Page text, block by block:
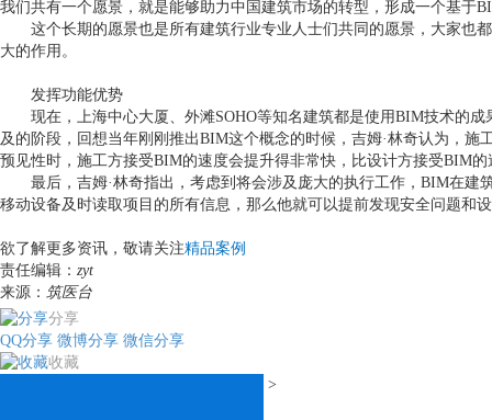
我们共有一个愿景，就是能够助力中国建筑市场的转型，形成一个基于
这个长期的愿景也是所有建筑行业专业人士们共同的愿景，大家也
大的作用。
发挥功能优势
现在，上海中心大厦、外滩SOHO等知名建筑都是使用BIM技术的成
及的阶段，回想当年刚刚推出BIM这个概念的时候，吉姆·林奇认为，施
预见性时，施工方接受BIM的速度会提升得非常快，比设计方接受BIM的
最后，吉姆·林奇指出，考虑到将会涉及庞大的执行工作， BIM在建
移动设备及时读取项目的所有信息，那么他就可以提前发现安全问题和
欲了解更多资讯，敬请关注精品案例
责任编辑： zyt
来源： 筑医台
分享
QQ分享 微博分享 微信分享
收藏
>